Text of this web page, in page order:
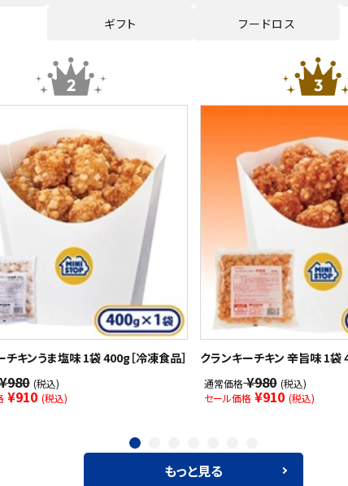
ギフト フードロス
チキンうま塩味 1袋 400g［冷凍食品］
(税込)
¥910 (税込)
クランキーチキン 辛旨味 1袋
通常価格¥980 (税込)
セール価格 ¥910 (税込)
もっと見る